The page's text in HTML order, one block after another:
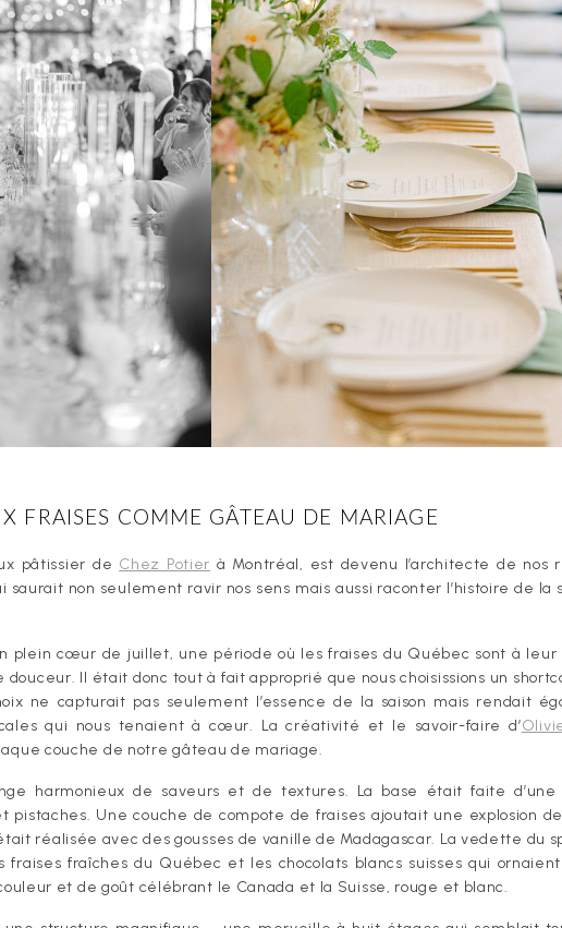
FRAISES COMME GÂTEAU DE MARIAGE
pâtissier de Chez Potier à Montréal, est devenu l’architecte de nos
non seulement ravir nos sens mais aussi raconter l’histoire de la
plein cœur de juillet, une période où les fraises du Québec sont à leur
Il était donc tout à fait approprié que nous choisissions un
ne capturait pas seulement l’essence de la saison mais rendait
qui nous tenaient à cœur. La créativité et le savoir-faire d’
couche de notre gâteau de mariage.
harmonieux de saveurs et de textures. La base était faite d’une
pistaches. Une couche de compote de fraises ajoutait une explosion
réalisée avec des gousses de vanille de Madagascar. La vedette du
fraises fraîches du Québec et les chocolats blancs suisses qui
et de goût célébrant le Canada et la Suisse, rouge et blanc.